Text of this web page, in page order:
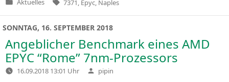
Veröffentlicht
Aktuelles 7371 Epyc Naples
SONNTAG, 16. SEPTEMBER 2018
Angeblicher Benchmark eines AMD
EPYC“Rome” 7nm-Prozessors
16.09.2018 13:01 Uhr Verfasst
von
pipin